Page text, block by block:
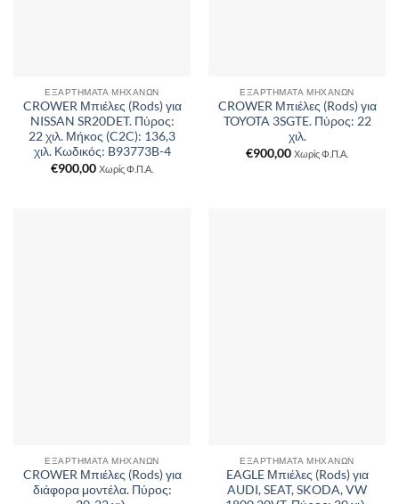
ΕΞΑΡΤΉΜΑΤΑ ΜΗΧΑΝΏΝ
CROWER Μπιέλες (Rods) για
NISSAN SR20DET. Πύρος:
22 χιλ. Μήκος (C2C): 136,3
χιλ. Κωδικός: B93773B-4
€900,00 Χωρίς Φ.Π.Α.
ΕΞΑΡΤΉΜΑΤΑ ΜΗΧΑΝΏΝ
CROWER Μπιέλες (Rods) για
TOYOTA 3SGTE. Πύρος: 22
χιλ.
€900,00 Χωρίς Φ.Π.Α.
ΕΞΑΡΤΉΜΑΤΑ ΜΗΧΑΝΏΝ
CROWER Μπιέλες (Rods) για
διάφορα μοντέλα. Πύρος:
ΕΞΑΡΤΉΜΑΤΑ ΜΗΧΑΝΏΝ
EAGLE Μπιέλες (Rods) για
AUDI, SEAT, SKODA, VW